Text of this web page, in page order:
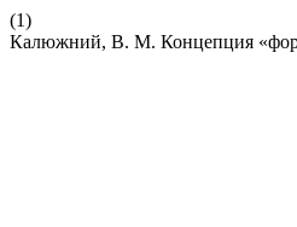
(1)
Калюжний, В. М. Концепция